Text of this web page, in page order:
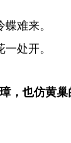
难来。
处开。
，也仿黄